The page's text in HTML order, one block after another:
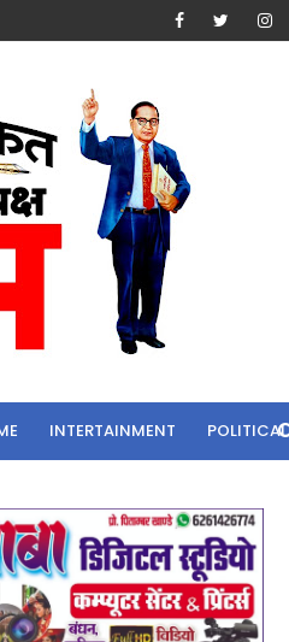
INTERTAINMENT POLITICAL